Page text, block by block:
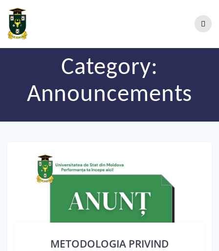
Category:
Announcements
METODOLOGIA PRIVIND